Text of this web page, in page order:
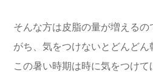
そんな方は皮脂の量が増える
がち、気をつけないとどんど
この暑い時期は時に気をつけて